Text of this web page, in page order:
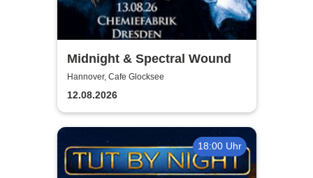
Midnight & Spectral Wound
Hannover, Cafe Glocksee
12.08.2026
18:00 Uhr